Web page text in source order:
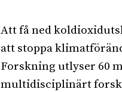
Att få ned
att stoppa
Forskning utlyser 60
multidisciplinärt